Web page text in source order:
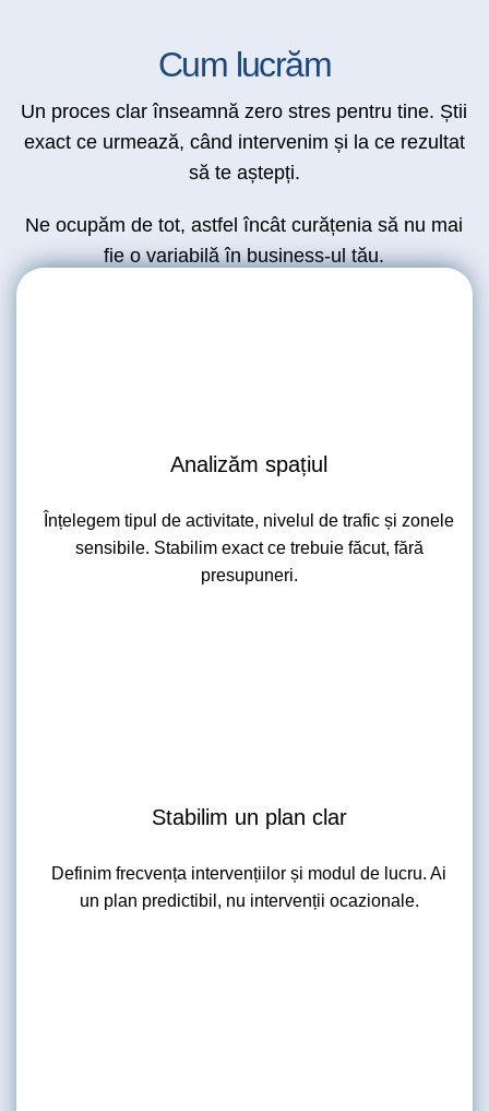
Cum lucrăm
Un proces clar înseamnă zero stres pentru tine. Știi
exact ce urmează, când intervenim și la ce rezultat
să te aștepți.
Ne ocupăm de tot, astfel încât curățenia să nu mai
fie o variabilă în business-ul tău.
Analizăm spațiul
Înțelegem tipul de activitate, nivelul de trafic și zonele
sensibile. Stabilim exact ce trebuie făcut, fără
presupuneri.
Stabilim un plan clar
Definim frecvența intervențiilor și modul de lucru. Ai
un plan predictibil, nu intervenții ocazionale.